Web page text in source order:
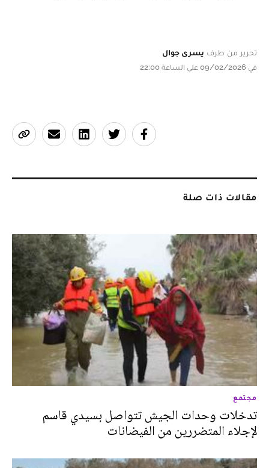
تحرير من طرف يسرى جوال
في 09/02/2026 على الساعة 22:00
مقالات ذات صلة
مجتمع
تدخلات وحدات الجيش تتواصل بسيدي قاسم
لإجلاء المتضررين من الفيضانات